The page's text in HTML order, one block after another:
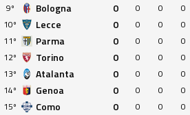
9º
Bologna 0 0 0 0
10º
Lecce 0 0 0 0
11º
Parma 0 0 0 0
12º
Torino 0 0 0 0
13º
Atalanta 0 0 0 0
14º
Genoa 0 0 0 0
15º
Como 0 0 0 0